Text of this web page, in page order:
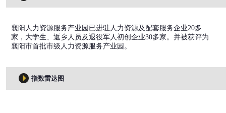
襄阳人力资源服务产业园已进驻人力资源及配套服务企业20多
家，大学生、返乡人员及退役军人初创企业30多家。并被获评为
襄阳市首批市级人力资源服务产业园。
指数雷达图